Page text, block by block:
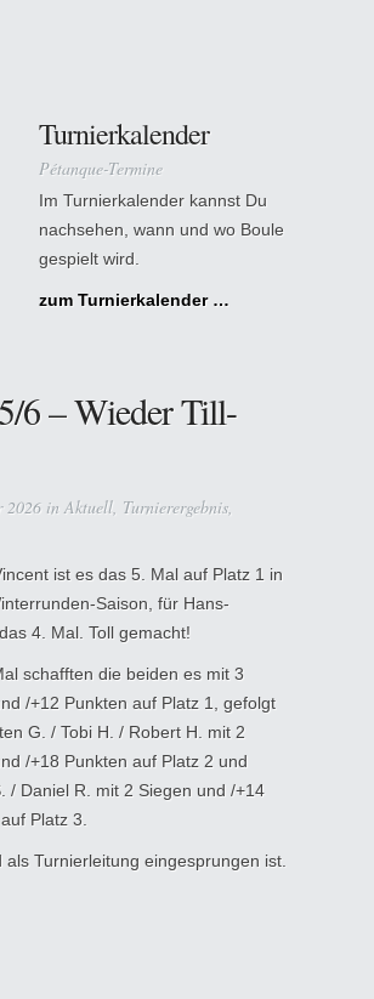
Turnierkalender
Pétanque-Termine
Im Turnierkalender kannst Du
nachsehen, wann und wo Boule
gespielt wird.
zum Turnierkalender …
6 – Wieder Till-
2026 in Aktuell, Turnierergebnis,
ist es das 5. Mal auf Platz 1 in
Saison, für Hans-
4. Mal. Toll gemacht!
schafften die beiden es mit 3
/+12 Punkten auf Platz 1, gefolgt
G. / Tobi H. / Robert H. mit 2
/+18 Punkten auf Platz 2 und
/ Daniel R. mit 2 Siegen und /+14
Platz 3.
Turnierleitung eingesprungen ist.